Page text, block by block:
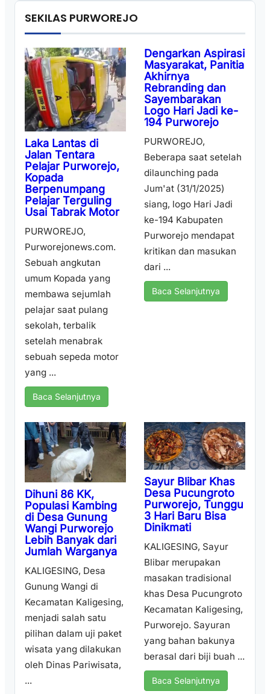
SEKILAS PURWOREJO
Laka Lantas di
Jalan Tentara
Pelajar Purworejo,
Kopada
Berpenumpang
Pelajar Terguling
Usai Tabrak Motor
PURWOREJO,
Purworejonews.com.
Sebuah angkutan
umum Kopada yang
membawa sejumlah
pelajar saat pulang
sekolah, terbalik
setelah menabrak
sebuah sepeda motor
yang ...
Baca Selanjutnya
Dengarkan Aspirasi
Masyarakat, Panitia
Akhirnya
Rebranding dan
Sayembarakan
Logo Hari Jadi ke-
194 Purworejo
PURWOREJO,
Beberapa saat setelah
dilaunching pada
Jum'at (31/1/2025)
siang, logo Hari Jadi
ke-194 Kabupaten
Purworejo mendapat
kritikan dan masukan
dari ...
Baca Selanjutnya
Dihuni 86 KK,
Populasi Kambing
di Desa Gunung
Wangi Purworejo
Lebih Banyak dari
Jumlah Warganya
KALIGESING, Desa
Gunung Wangi di
Kecamatan Kaligesing,
menjadi salah satu
pilihan dalam uji paket
wisata yang dilakukan
oleh Dinas Pariwisata,
...
Sayur Blibar Khas
Desa Pucungroto
Purworejo, Tunggu
3 Hari Baru Bisa
Dinikmati
KALIGESING, Sayur
Blibar merupakan
masakan tradisional
khas Desa Pucungroto
Kecamatan Kaligesing,
Purworejo. Sayuran
yang bahan bakunya
berasal dari biji buah ...
Baca Selanjutnya